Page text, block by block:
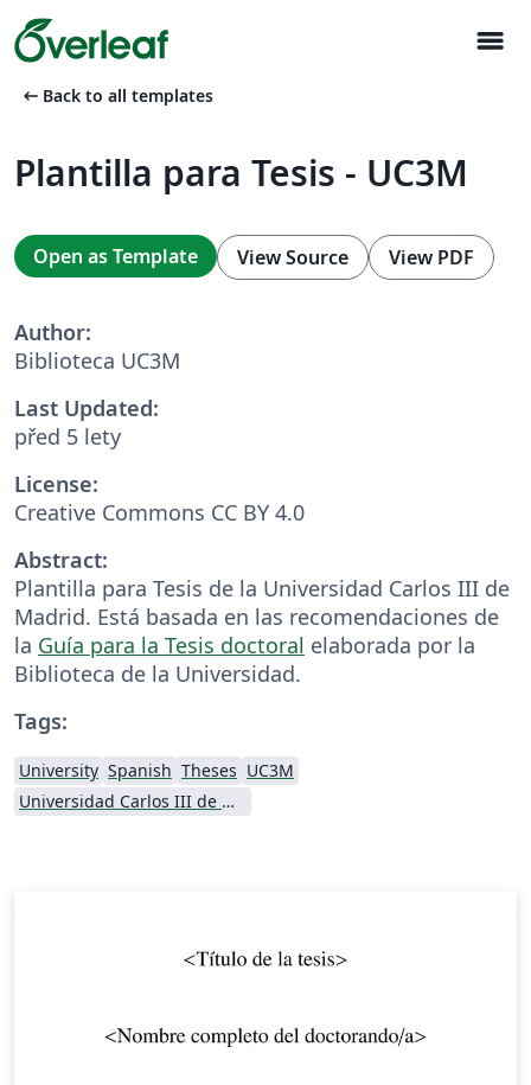
menu
arrow_left_alt Back to all templates
Plantilla para Tesis - UC3M
Open as Template View Source View PDF
Author:
Biblioteca UC3M
Last Updated:
před 5 lety
License:
Creative Commons CC BY 4.0
Abstract:
Plantilla para Tesis de la Universidad Carlos III de
Madrid. Está basada en las recomendaciones de
la Guía para la Tesis doctoral elaborada por la
Biblioteca de la Universidad.
Tags:
University Spanish Theses UC3M
Universidad Carlos III de Madrid